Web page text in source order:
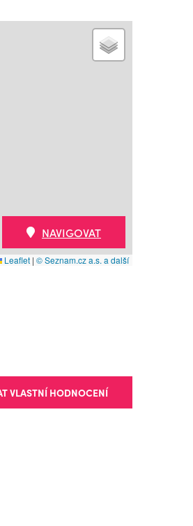
Leaflet | © Seznam.cz a.s. a další
NAVIGOVAT
VLASTNÍ HODNOCENÍ